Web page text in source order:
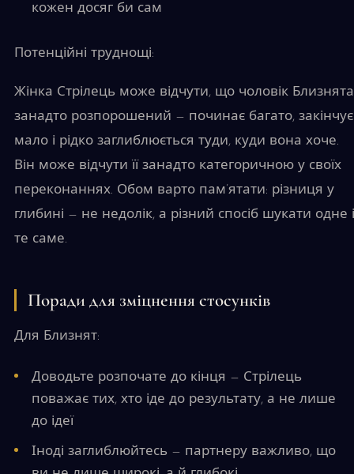
кожен досяг би сам
Потенційні труднощі:
Жінка Стрілець може відчути, що чоловік Близнята
занадто розпорошений — починає багато, закінчує
мало і рідко заглиблюється туди, куди вона хоче.
Він може відчути її занадто категоричною у своїх
переконаннях. Обом варто пам’ятати: різниця у
глибині — не недолік, а різний спосіб шукати одне і
те саме.
Поради для зміцнення стосунків
Для Близнят:
Доводьте розпочате до кінця — Стрілець
поважає тих, хто іде до результату, а не лише
до ідеї
Іноді заглиблюйтесь — партнеру важливо, що